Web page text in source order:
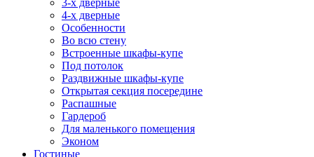
3-х дверные
4-х дверные
Особенности
Во всю стену
Встроенные шкафы-купе
Под потолок
Раздвижные шкафы-купе
Открытая секция посередине
Распашные
Гардероб
Для маленького помещения
Эконом
Гостиные